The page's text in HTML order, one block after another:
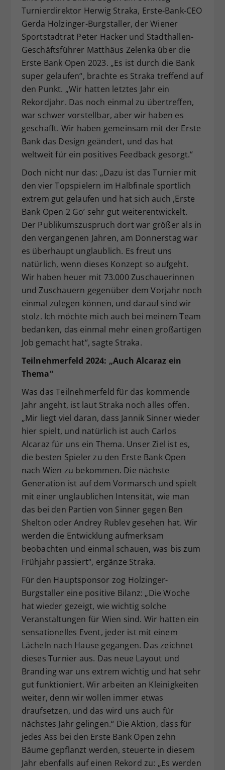
Turnierdirektor Herwig Straka, Erste-Bank-CEO
Gerda Holzinger-Burgstaller, der Wiener
Sportstadtrat Peter Hacker und Stadthallen-
Geschäftsführer Matthäus Zelenka über die
Erste Bank Open 2023. „Es ist durch die Bank
super gelaufen“, brachte es Straka treffend auf
den Punkt. „Wir hatten letztes Jahr ein
Rekordjahr. Das noch einmal zu übertreffen,
war schwer vorstellbar, aber wir haben es
geschafft. Wir haben gemeinsam mit der Erste
Bank das Design geändert, und das hat
weltweit für ein positives Feedback gesorgt.“
Doch nicht nur das: „Dazu ist das Turnier mit
den vier Topspielern im Halbfinale sportlich
extrem gut gelaufen und hat sich auch ,Erste
Bank Open 2 Go’ sehr gut weiterentwickelt.
Der Publikumszuspruch dort war größer als in
den vergangenen Jahren, am Donnerstag war
es überhaupt unglaublich. Es freut uns
natürlich, wenn dieses Konzept so aufgeht.
Wir haben heuer mit 73.000 Zuschauerinnen
und Zuschauern gegenüber dem Vorjahr noch
einmal zulegen können, und darauf sind wir
stolz. Ich möchte mich auch bei meinem Team
bedanken, das einmal mehr einen großartigen
Job gemacht hat“, sagte Straka.
Teilnehmerfeld 2024: „Auch Alcaraz ein
Thema“
Was das Teilnehmerfeld für das kommende
Jahr angeht, ist laut Straka noch alles offen.
„Mir liegt viel daran, dass Jannik Sinner wieder
hier spielt, und natürlich ist auch Carlos
Alcaraz für uns ein Thema. Unser Ziel ist es,
die besten Spieler zu den Erste Bank Open
nach Wien zu bekommen. Die nächste
Generation ist auf dem Vormarsch und spielt
mit einer unglaublichen Intensität, wie man
das bei den Partien von Sinner gegen Ben
Shelton oder Andrey Rublev gesehen hat. Wir
werden die Entwicklung aufmerksam
beobachten und einmal schauen, was bis zum
Frühjahr passiert“, ergänze Straka.
Für den Hauptsponsor zog Holzinger-
Burgstaller eine positive Bilanz: „Die Woche
hat wieder gezeigt, wie wichtig solche
Veranstaltungen für Wien sind. Wir hatten ein
sensationelles Event, jeder ist mit einem
Lächeln nach Hause gegangen. Das zeichnet
dieses Turnier aus. Das neue Layout und
Branding war uns extrem wichtig und hat sehr
gut funktioniert. Wir arbeiten an Kleinigkeiten
weiter, denn wir wollen immer etwas
draufsetzen, und das wird uns auch für
nächstes Jahr gelingen.“ Die Aktion, dass für
jedes Ass bei den Erste Bank Open zehn
Bäume gepflanzt werden, steuerte in diesem
Jahr ebenfalls auf einen Rekord zu: „Es werden
Zweck
Dieser Wert speichert Ihre Consent-
Einstellungen. Unter anderem eine
zufällig generierte ID, für die
historische Speicherung Ihrer
Webseiten-Betreiber dies eingestellt
hat.